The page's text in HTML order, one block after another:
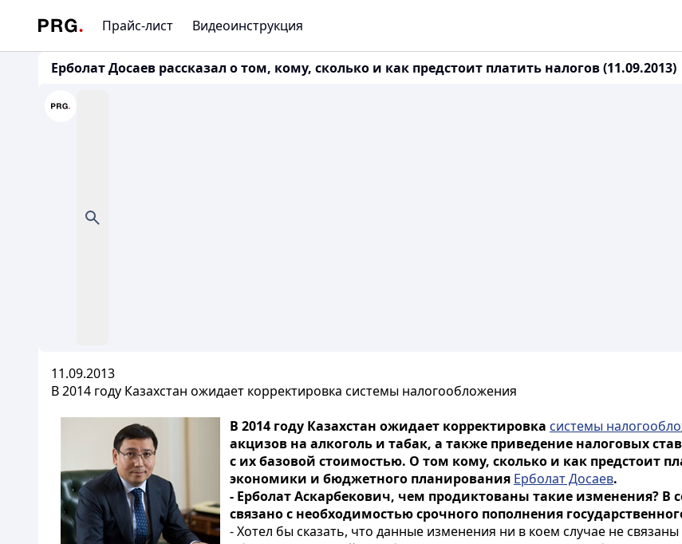
Прайс-лист Видеоинструкция
Ерболат Досаев рассказал о том, кому, сколько и как предстоит платить налогов (11.09.2013)
11.09.2013
В 2014 году Казахстан ожидает корректировка системы налогообложения
В 2014 году Казахстан ожидает корректировка системы
акцизов на алкоголь и табак, а также приведение налоговых
с их базовой стоимостью. О том кому, сколько и как предстоит
экономики и бюджетного планирования Ерболат Досаев.
- Ерболат Аскарбекович, чем продиктованы такие изменения? В
связано с необходимостью срочного пополнения
- Хотел бы сказать, что данные изменения ни в коем случае не